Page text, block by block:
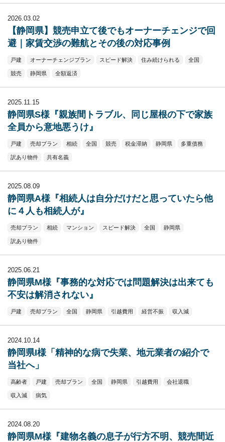
2026.03.02
【静岡県】競売申立て後でもオーナーチェンジで回
避｜家賃交渉の難航とその後の対応事例
戸建 オーナーチェンジプラン スピード解決 住み続けられる 全国
競売 静岡県 全額返済
2025.11.15
静岡県S様『親族間トラブル、同じ屋根の下で家族
全員から意地悪うけ』
戸建 売却プラン 相続 全国 競売 税金滞納 静岡県 多重債務
訳あり物件 共有名義
2025.08.09
静岡県A様『相続人は自分だけだと思っていたら他
に４人も相続人が』
売却プラン 相続 マンション スピード解決 全国 静岡県
訳あり物件
2025.06.21
静岡県M様『事務的な対応では問題解決は出来ても
不安は解消されない』
戸建 売却プラン 全国 静岡県 引越費用 経営不振 収入減
2024.10.14
静岡県I様「精神的な病で失業、地元業者の紹介で
当社へ」
高齢者 戸建 売却プラン 全国 静岡県 引越費用 会社退職
収入減 病気
2024.08.20
静岡県M様『建物名義の息子が行方不明、競売間近